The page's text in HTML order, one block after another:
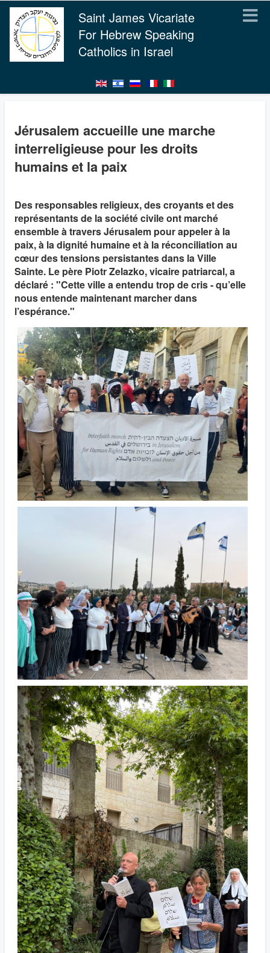
Saint James Vicariate
For Hebrew Speaking
Catholics in Israel
Jérusalem accueille une marche
interreligieuse pour les droits
humains et la paix
Des responsables religieux, des croyants et des
représentants de la société civile ont marché
ensemble à travers Jérusalem pour appeler à la
paix, à la dignité humaine et à la réconciliation au
cœur des tensions persistantes dans la Ville
Sainte. Le père Piotr Zelazko, vicaire patriarcal, a
déclaré : "Cette ville a entendu trop de cris - qu’elle
nous entende maintenant marcher dans
l’espérance."